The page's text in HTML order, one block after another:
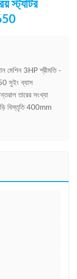
স্ট্যাটর
মেশিন 3HP শ্রীমতি -
সুইং ব্যাস
তারের সংখ্যা
বিস্তৃতি 400mm